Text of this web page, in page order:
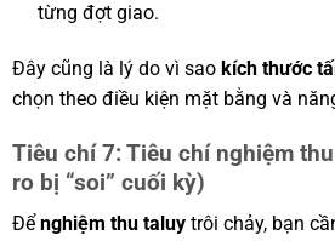
từng đợt giao.
Đây cũng là lý do vì sao kích thước
chọn theo điều kiện mặt bằng và
Tiêu chí 7: Tiêu chí nghiệm
ro bị “soi” cuối kỳ)
Để nghiệm thu taluytrôi chảy, bạn